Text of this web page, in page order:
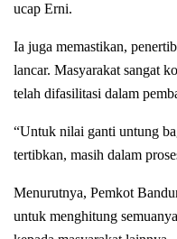
ucap Erni.
Ia juga memastikan,
lancar. Masyarakat sangat
telah difasilitasi dalam
“Untuk nilai ganti untung
tertibkan, masih dalam
Menurutnya, Pemkot
untuk menghitung